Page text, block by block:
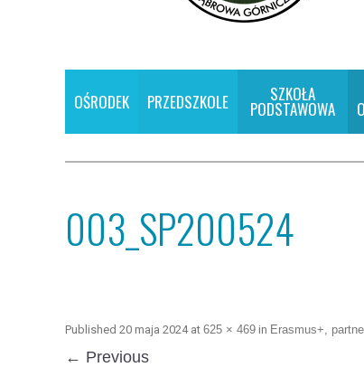
OŚRODEK PRZEDSZKOLE SZKOŁA
PODSTAWOWA
003_SP200524
Published 20 maja 2024at 625 × 469 in Erasmus+,
← Previous